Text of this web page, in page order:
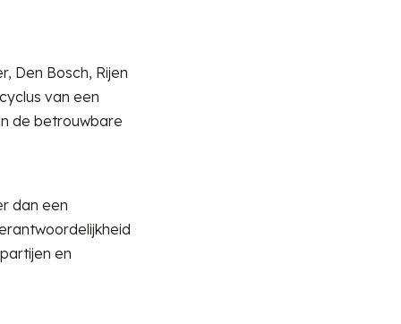
Den Bosch, Rijen
van een
de betrouwbare
dan een
en